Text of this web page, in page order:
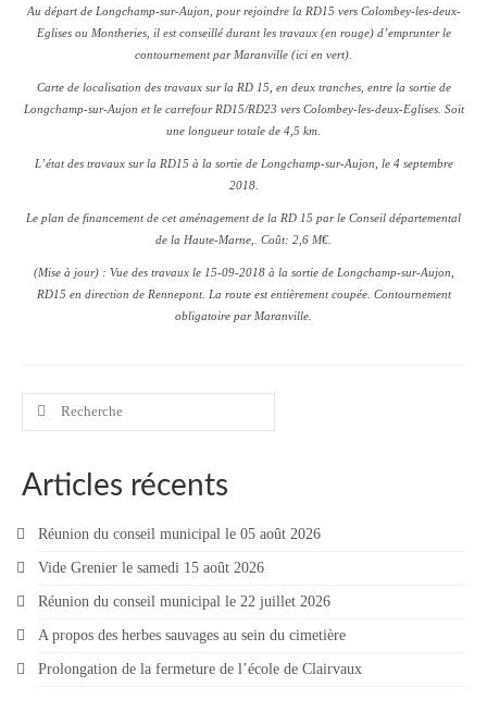
Budget communal & fiscalité
Scolarité
Vie associative
Contacter votre mairie
Au départ de Longchamp-sur-Aujon, pour rejoindre la RD15 vers Colombey-les-deux-
Eglises ou Montheries, il est conseillé durant les travaux (en rouge) d’emprunter le
contournement par Maranville (ici en vert).
Carte de localisation des travaux sur la RD 15, en deux tranches, entre la sortie de
Longchamp-sur-Aujon et le carrefour RD15/RD23 vers Colombey-les-deux-Eglises. Soit
une longueur totale de 4,5 km.
L’état des travaux sur la RD15 à la sortie de Longchamp-sur-Aujon, le 4 septembre
2018.
Le plan de financement de cet aménagement de la RD 15 par le Conseil départemental
de la Haute-Marne,. Coût: 2,6 M€.
(Mise à jour) : Vue des travaux le 15-09-2018 à la sortie de Longchamp-sur-Aujon,
RD15 en direction de Rennepont. La route est entièrement coupée. Contournement
obligatoire par Maranville.
Rechercher
Articles récents
Réunion du conseil municipal le 05 août 2026
Vide Grenier le samedi 15 août 2026
Réunion du conseil municipal le 22 juillet 2026
A propos des herbes sauvages au sein du cimetière
Prolongation de la fermeture de l’école de Clairvaux